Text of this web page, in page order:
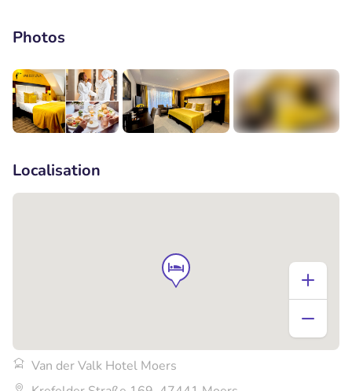
Photos
Localisation
Van der Valk Hotel Moers